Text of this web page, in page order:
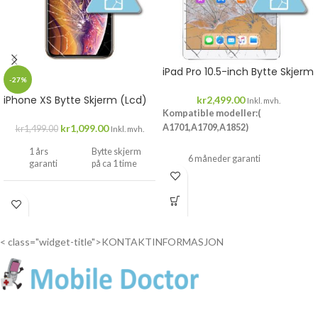
-27%
iPhone XS Bytte Skjerm (Lcd)
kr1,499.00 kr1,099.00 Inkl. mvh.
1 års
garanti
Bytte skjerm
på ca 1 time
iPad Pro 10.5-inch Bytte Skjerm
kr2,499.00 Inkl. mvh.
Kompatible modeller:(
A1701,A1709,A1852)
6 måneder garanti
< class="widget-title">KONTAKTINFORMASJON